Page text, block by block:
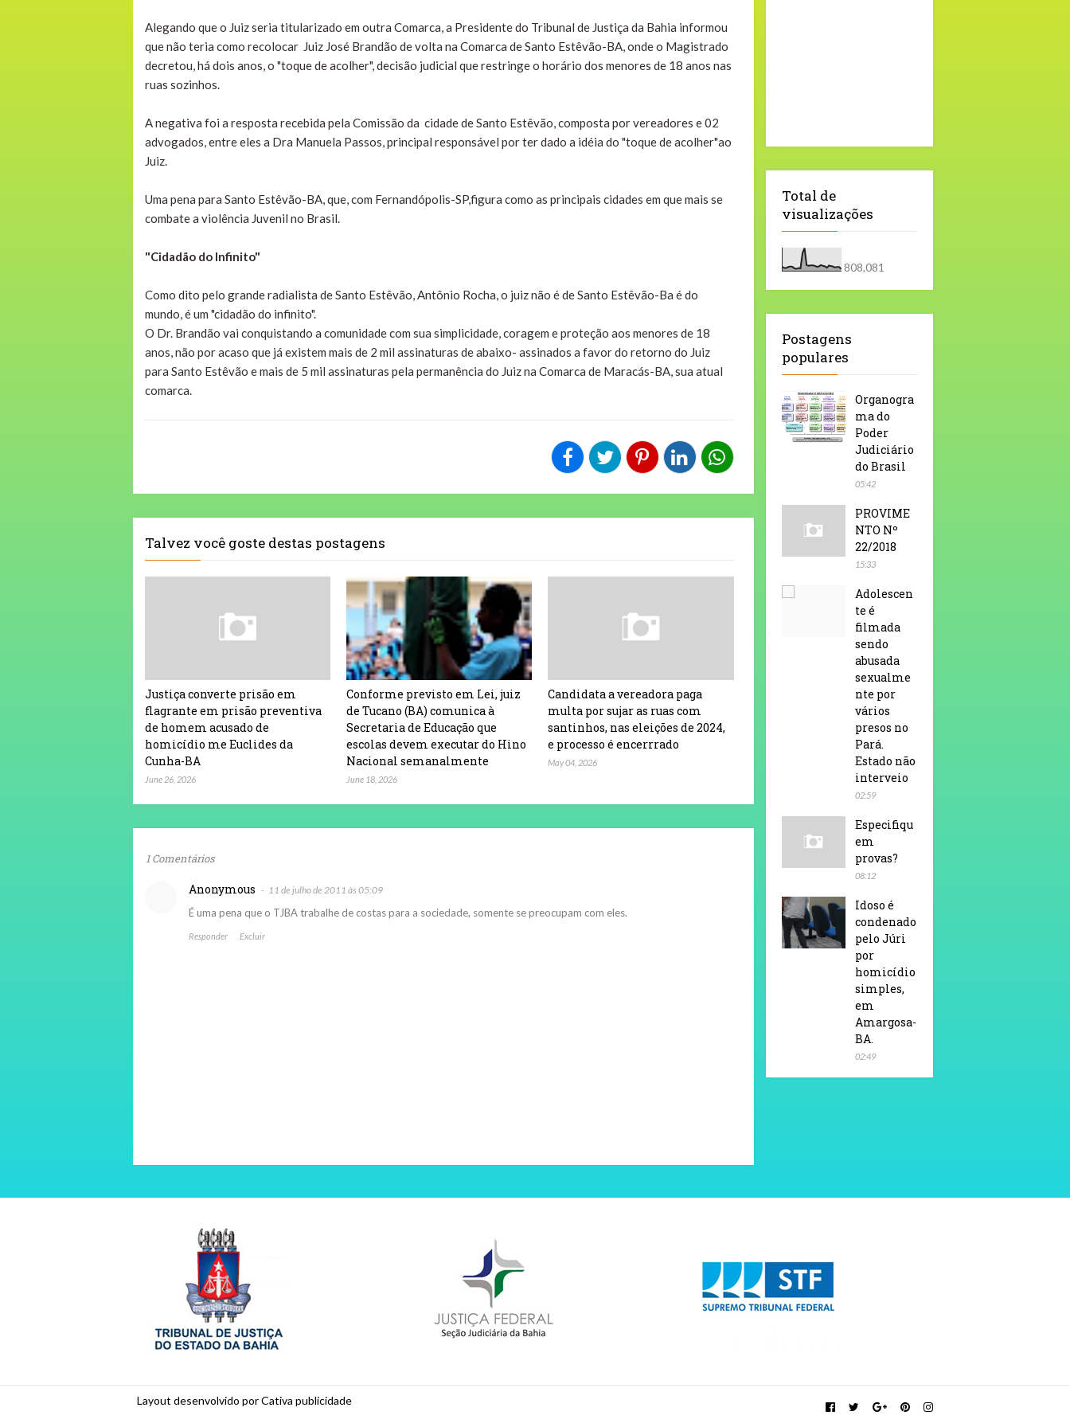
Alegando que o Juiz seria titularizado em outra Comarca, a Presidente do Tribunal de Justiça da Bahia informou
que não teria como recolocar Juiz José Brandão de volta na Comarca de Santo Estêvão-BA, onde o Magistrado
decretou, há dois anos, o "toque de acolher", decisão judicial que restringe o horário dos menores de 18 anos nas
ruas sozinhos.
A negativa foi a resposta recebida pela Comissão da cidade de Santo Estêvão, composta por vereadores e 02
advogados, entre eles a Dra Manuela Passos, principal responsável por ter dado a idéia do "toque de acolher"ao
Juiz.
Uma pena para Santo Estêvão-BA, que, com Fernandópolis-SP,figura como as principais cidades em que mais se
combate a violência Juvenil no Brasil.
"Cidadão do Infinito"
Como dito pelo grande radialista de Santo Estêvão, Antônio Rocha, o juiz não é de Santo Estêvão-Ba é do
mundo, é um "cidadão do infinito".
O Dr. Brandão vai conquistando a comunidade com sua simplicidade, coragem e proteção aos menores de 18
anos, não por acaso que já existem mais de 2 mil assinaturas de abaixo- assinados a favor do retorno do Juiz
para Santo Estêvão e mais de 5 mil assinaturas pela permanência do Juiz na Comarca de Maracás-BA, sua atual
comarca.
Talvez você goste destas postagens
Justiça converte prisão em
flagrante em prisão preventiva
de homem acusado de
homicídio me Euclides da
Cunha-BA
June 26, 2026
Conforme previsto em Lei, juiz
de Tucano (BA) comunica à
Secretaria de Educação que
escolas devem executar do Hino
Nacional semanalmente
June 18, 2026
Candidata a vereadora paga
multa por sujar as ruas com
santinhos, nas eleições de 2024,
e processo é encerrrado
May 04, 2026
1 Comentários
Anonymous 11 de julho de 2011 às 05:09
É uma pena que o TJBA trabalhe de costas para a sociedade, somente se preocupam com eles.
Responder Excluir
Total de
visualizações
808,081
Postagens
populares
Organogra
ma do
Poder
Judiciário
do Brasil
05:42
PROVIME
NTO Nº
22/2018
15:33
Adolescen
te é
filmada
sendo
abusada
sexualme
nte por
vários
presos no
Pará.
Estado não
interveio
02:59
Especifiqu
em
provas?
08:12
Idoso é
condenado
pelo Júri
por
homicídio
simples,
em
Amargosa-
BA.
02:49
Layout desenvolvido por Cativa publicidade